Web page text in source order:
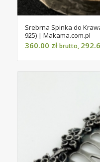
Srebrna Spinka do
925) | Makama.com.pl
360.00 zł brutto,